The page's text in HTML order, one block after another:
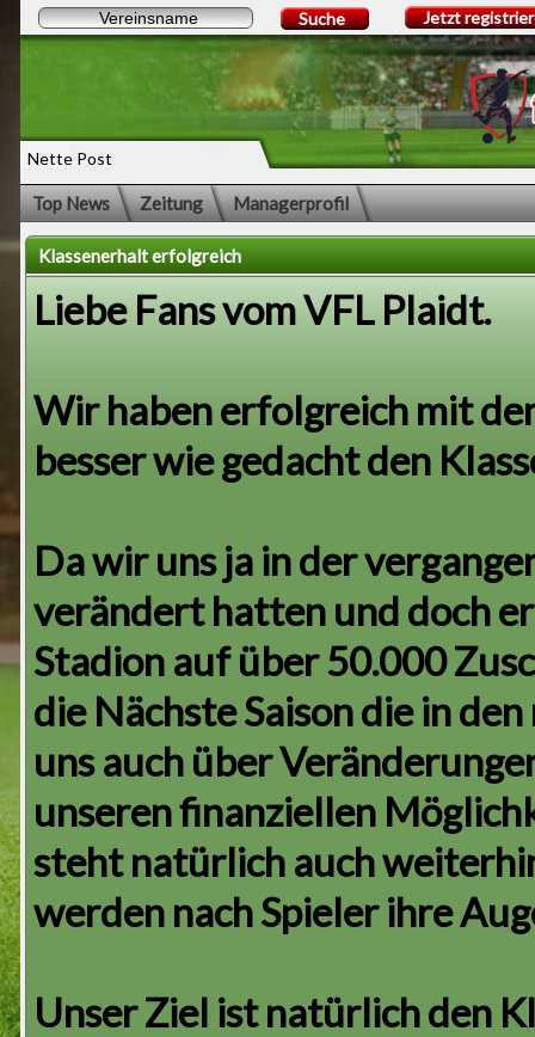
Nette Post
Suche Jetzt
Top News Zeitung Managerprofil
Klassenerhalt erfolgreich
Liebe Fans vom VFL Plaidt.
Wir haben erfolgreich mit
besser wie gedacht den
Da wir uns ja in der
verändert hatten und doch
Stadion auf über 50.000
die Nächste Saison die in
uns auch über
unseren finanziellen
steht natürlich auch
werden nach Spieler ihre
Unser Ziel ist natürlich den